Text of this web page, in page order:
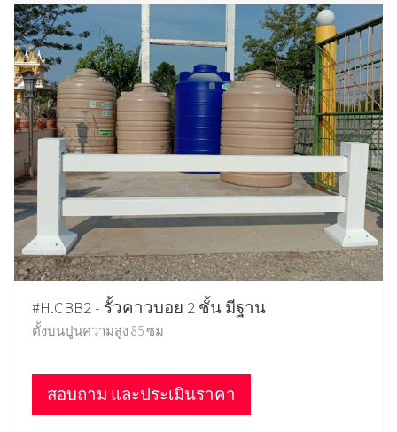
#H.CBB2 - รั้วคาวบอย 2 ชั้น มีฐาน
ตั้งบนปูนความสูง 85 ซม
สอบถาม และประเมินราคา